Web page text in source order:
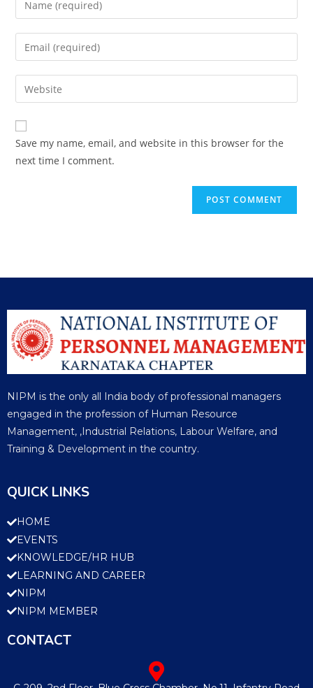
Save my name, email, and website in this browser for the
next time I comment.
NIPM is the only all India body of professional managers
engaged in the profession of Human Resource
Management, ,Industrial Relations, Labour Welfare, and
Training & Development in the country.
QUICK LINKS
HOME
EVENTS
KNOWLEDGE/HR HUB
LEARNING AND CAREER
NIPM
NIPM MEMBER
CONTACT